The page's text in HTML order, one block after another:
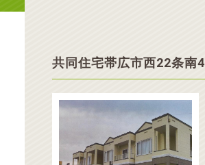
共同住宅帯広市西22条南